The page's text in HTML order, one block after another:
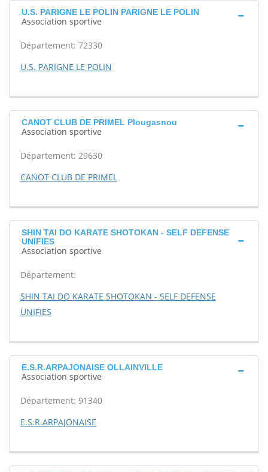
U.S. PARIGNE LE POLIN PARIGNE LE POLIN
Association sportive
Département: 72330
U.S. PARIGNE LE POLIN
CANOT CLUB DE PRIMEL Plougasnou
Association sportive
Département: 29630
CANOT CLUB DE PRIMEL
SHIN TAI DO KARATE SHOTOKAN - SELF DEFENSE
UNIFIES
Association sportive
Département:
SHIN TAI DO KARATE SHOTOKAN - SELF DEFENSE
UNIFIES
E.S.R.ARPAJONAISE OLLAINVILLE
Association sportive
Département: 91340
E.S.R.ARPAJONAISE